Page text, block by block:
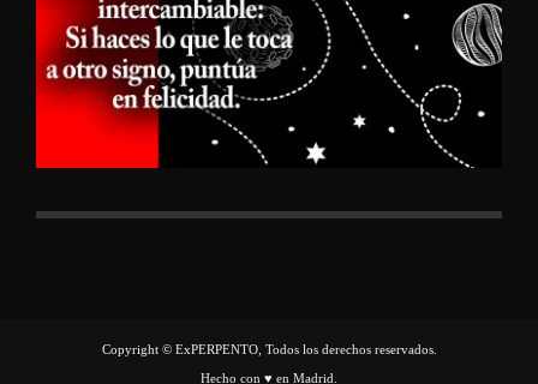
Copyright © ExPERPENTO, Todos los derechos reservados.
Hecho con ♥ en Madrid.